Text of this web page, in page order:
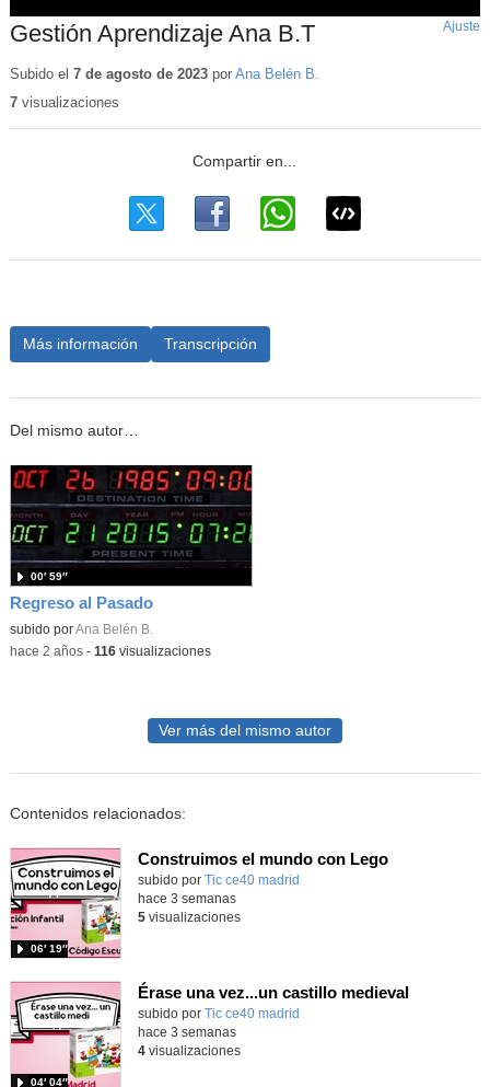
Gestión Aprendizaje Ana B.T Ajuste
Subido el 7 de agosto de 2023por Ana Belén B.
7visualizaciones
Más información Transcripción
Del mismo autor…
Regreso al Pasado
subido porAna Belén B.
00′ 59″
-hace 2 años- 116visualizaciones
Ver más del mismo autor
Contenidos relacionados:
Construimos el mundo con Lego
subido por Tic ce40 madrid
06′ 19″
hace 3 semanas
5visualizaciones
Érase una vez...un castillo medieval
subido por Tic ce40 madrid
04′ 04″
hace 3 semanas
4visualizaciones